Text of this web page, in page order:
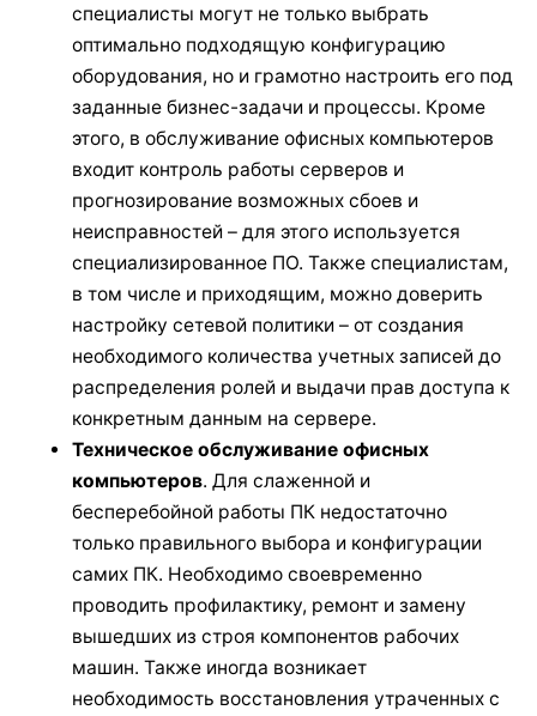
специалисты могут не только выбрать
оптимально подходящую конфигурацию
оборудования, но и грамотно настроить его под
заданные бизнес-задачи и процессы. Кроме
этого, в обслуживание офисных компьютеров
входит контроль работы серверов и
прогнозирование возможных сбоев и
неисправностей – для этого используется
специализированное ПО. Также специалистам,
в том числе и приходящим, можно доверить
настройку сетевой политики – от создания
необходимого количества учетных записей до
распределения ролей и выдачи прав доступа к
конкретным данным на сервере.
Техническое обслуживание офисных
компьютеров. Для слаженной и
бесперебойной работы ПК недостаточно
только правильного выбора и конфигурации
самих ПК. Необходимо своевременно
проводить профилактику, ремонт и замену
вышедших из строя компонентов рабочих
машин. Также иногда возникает
необходимость восстановления утраченных с